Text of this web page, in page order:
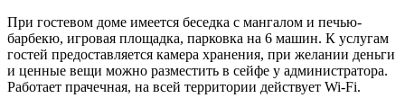
При гостевом доме имеется беседка с мангалом и печью-
барбекю, игровая площадка, парковка на 6 машин. К услугам
гостей предоставляется камера хранения, при желании деньги
и ценные вещи можно разместить в сейфе у администратора.
Работает прачечная, на всей территории действует Wi-Fi.